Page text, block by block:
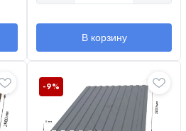
В корзину
-9%